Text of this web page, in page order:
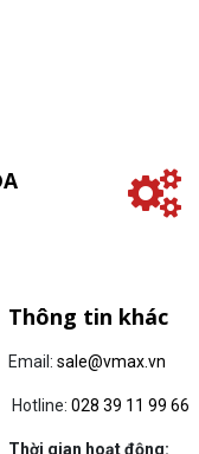
Thông tin khác
Email: sale@vmax.vn
Hotline: 028 39 11 99 66
Thời gian hoạt động: